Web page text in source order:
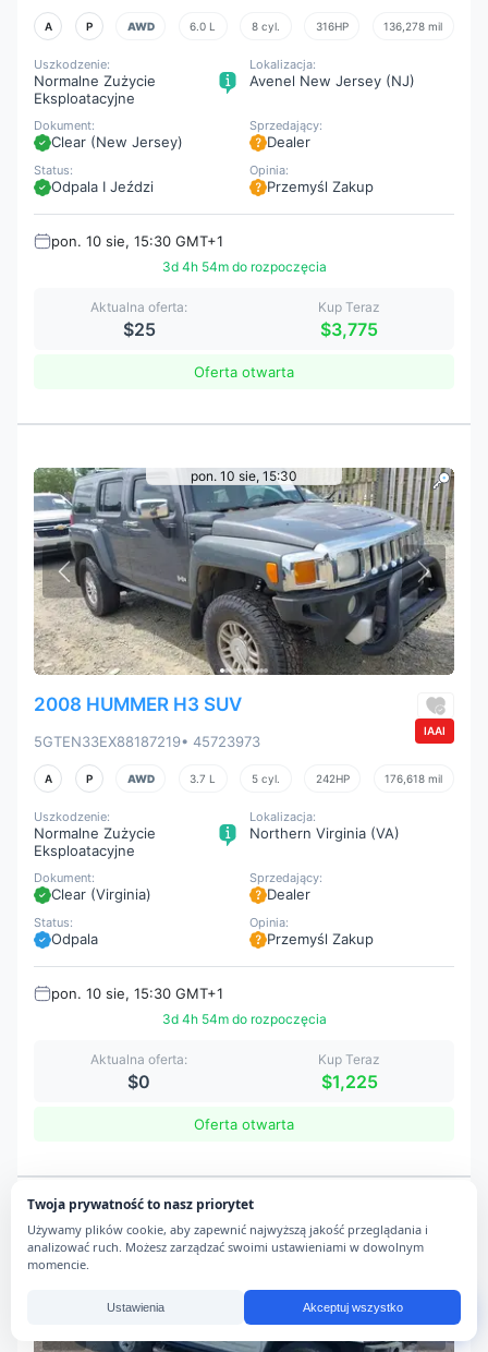
A P AWD 6.0 L 8 cyl. 316HP 136,278 mil
Uszkodzenie:
Normalne Zużycie
Eksploatacyjne
Sprzedający:
Dealer
Dokument:
Clear (New Jersey)
Lokalizacja:
Avenel New Jersey (NJ)
Status:
Odpala I Jeździ
Opinia:
Przemyśl Zakup
pon. 10 sie, 15:30 GMT+1
3d 4h 54m do rozpoczęcia
Aktualna oferta:
$25
Kup Teraz
$3,775
Oferta otwarta
pon. 10 sie, 15:30
2008 HUMMER H3 SUV
5GTEN33EX88187219• 45723973
IAAI
A P AWD 3.7 L 5 cyl. 242HP 176,618 mil
Uszkodzenie:
Normalne Zużycie
Eksploatacyjne
Sprzedający:
Dealer
Dokument:
Clear (Virginia)
Lokalizacja:
Northern Virginia (VA)
Status:
Odpala
Opinia:
Przemyśl Zakup
pon. 10 sie, 15:30 GMT+1
3d 4h 54m do rozpoczęcia
Aktualna oferta:
$0
Kup Teraz
$1,225
Oferta otwarta
pon. 10 sie, 15:30
Twoja prywatność to nasz priorytet
Używamy plików cookie, aby zapewnić najwyższą jakość przeglądania i
analizować ruch. Możesz zarządzać swoimi ustawieniami w dowolnym
momencie.
Ustawienia Akceptuj wszystko